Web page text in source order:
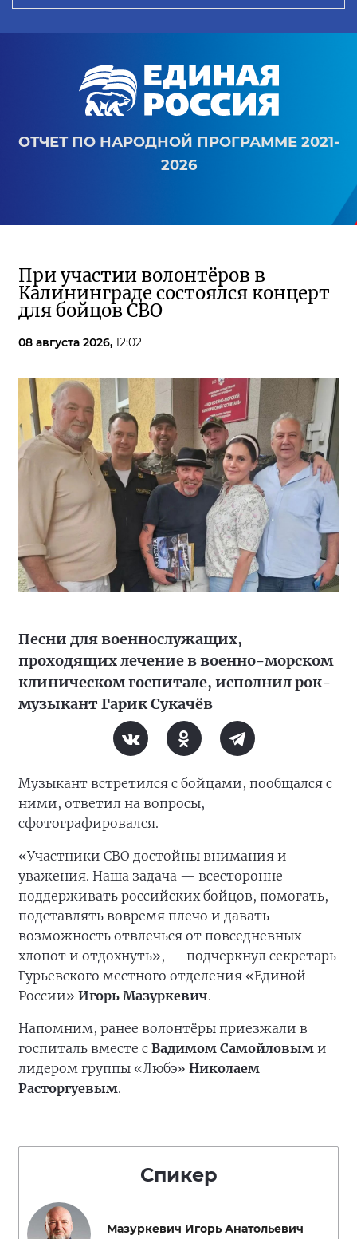
ОТЧЕТ ПО НАРОДНОЙ ПРОГРАММЕ 2021-
2026
При участии волонтёров в
Калининграде состоялся концерт
для бойцов СВО
08 августа 2026, 12:02
Песни для военнослужащих,
проходящих лечение в военно-морском
клиническом госпитале, исполнил рок-
музыкант Гарик Сукачёв
Музыкант встретился с бойцами, пообщался с
ними, ответил на вопросы,
сфотографировался.
«Участники СВО достойны внимания и
уважения. Наша задача — всесторонне
поддерживать российских бойцов, помогать,
подставлять вовремя плечо и давать
возможность отвлечься от повседневных
хлопот и отдохнуть», — подчеркнул секретарь
Гурьевского местного отделения «Единой
России» Игорь Мазуркевич.
Напомним, ранее волонтёры приезжали в
госпиталь вместе с Вадимом Самойловым и
лидером группы «Любэ» Николаем
Расторгуевым.
Спикер
Мазуркевич Игорь Анатольевич